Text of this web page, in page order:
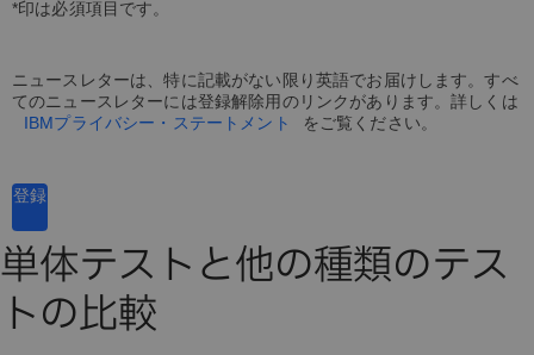
*印は必須項目です。
ニュースレターは、特に記載がない限り英語でお届けします。すべ
てのニュースレターには登録解除用のリンクがあります。詳しくは
IBMプライバシー・ステートメント
をご覧ください。
登録
単体テストと他の種類のテス
トの比較